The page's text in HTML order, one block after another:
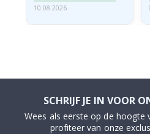
10.08.2026
SCHRIJF JE IN VOOR
Wees als eerste op de hoogte
profiteer van onze